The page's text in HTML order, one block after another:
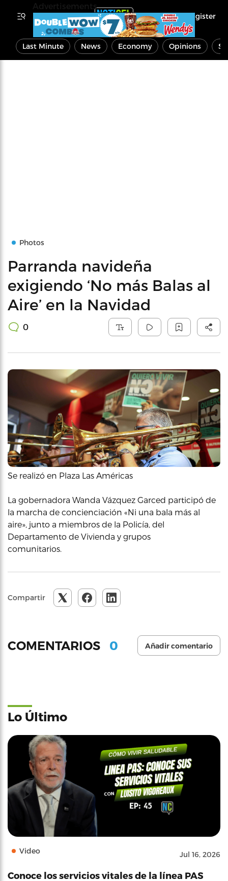
Register
Last Minute News Economy Opinions
Photos
Parranda navideña
exigiendo ‘No más Balas al
Aire’ en la Navidad
0
Se realizó en Plaza Las Américas
La gobernadora Wanda Vázquez Garced participó de
la marcha de concienciación «Ni una bala más al
aire», junto a miembros de la Policía, del
Departamento de Vivienda y grupos
comunitarios.
Compartir
COMENTARIOS 0 Añadir comentario
Lo Último
Video Jul 16, 2026
Conoce los servicios vitales de la línea PAS
Advertisements